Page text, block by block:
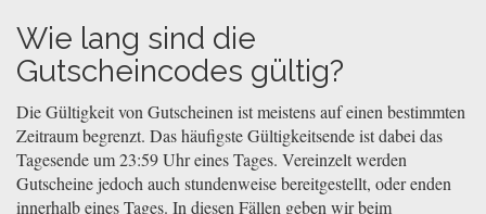
Wie lang sind die
Gutscheincodes gültig?
Die Gültigkeit von Gutscheinen ist meistens auf einen bestimmten
Zeitraum begrenzt. Das häufigste Gültigkeitsende ist dabei das
Tagesende um 23:59 Uhr eines Tages. Vereinzelt werden
Gutscheine jedoch auch stundenweise bereitgestellt, oder enden
innerhalb eines Tages. In diesen Fällen geben wir beim